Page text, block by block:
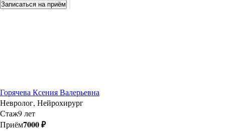
Записаться на приём
Горячева Ксения Валерьевна
Невролог, Нейрохирург
Стаж9 лет
Приём7000 ₽